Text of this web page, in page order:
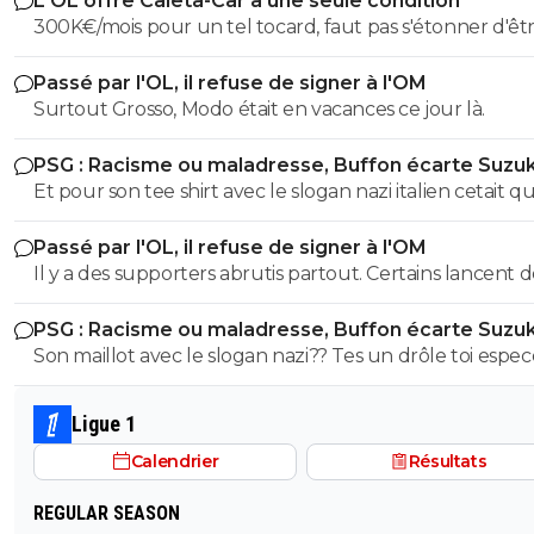
300K€/mois pour un tel tocard, faut pas s'étonner
dans la merde.
Passé par l'OL, il refuse de signer à l'OM
Surtout Grosso, Modo était en vacances ce jour là.
PSG : Racisme ou maladresse, Buffon écarte
Et pour son tee shirt avec le slogan nazi italien cetait
Je parle pas du maillot 88 la espece de trouduc les
comme toi faut les insulter a chaque phrase.. donc sa
elle etait pas douteuse tu l'analyse comment ??
fine expertise de grand guignol
Passé par l'OL, il refuse de signer à l'OM
Il y a des supporters abrutis partout. Certains lancent
pierres sur un bus, d'autres font bruler un bus à un
d'autres font des saluts nazis et des cris de singes,
encore attaques des familles car ils ont le maillot du
qu'ils reçoivent, d'autres prennent d'assaut un huber
dépose des supporters adverse, d'autres saccagent
après une victoire en coupe d'europe, d'autres
les terrains quand il y a une relégation, d'autres enfin
sur des forums de foot poster des commentaires
PSG : Racisme ou maladresse, Buffon écarte
Son maillot avec le slogan nazi?? Tes un drôle toi
benêt va.. cetait pas un maillot mais un tee shirt espece
d'ignorant quand on sait pas on ferme sa sale gueule
Ligue 1
Calendrier Résultats
REGULAR SEASON